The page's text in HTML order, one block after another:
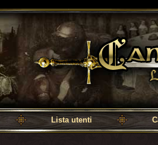
Camelot, la patria della cavalleria
Lista utenti